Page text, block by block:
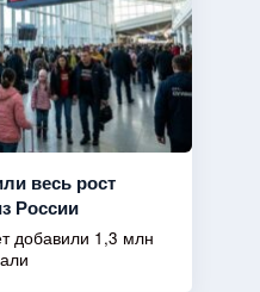
весь рост
России
добавили 1,3 млн